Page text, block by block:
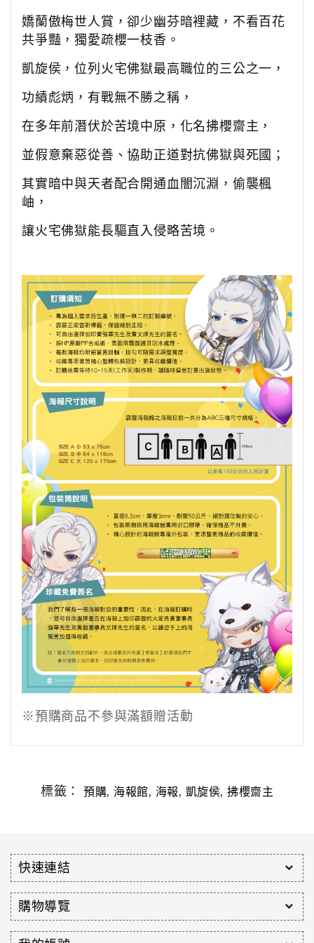
嬌蘭傲梅世人賞，卻少幽芬暗裡藏，不看百花
共爭豔，獨愛疏櫻一枝香。
凱旋侯，位列火宅佛獄最高職位的三公之一，
功績彪炳，有戰無不勝之稱，
在多年前潛伏於苦境中原，化名拂櫻齋主，
並假意棄惡從善、協助正道對抗佛獄與死國；
其實暗中與天者配合開通血闇沉淵，偷襲楓
岫，
讓火宅佛獄能長驅直入侵略苦境。
※預購商品不參與滿額贈活動
標籤： 預購, 海報館, 海報, 凱旋侯, 拂櫻齋主
快速連結
購物導覽